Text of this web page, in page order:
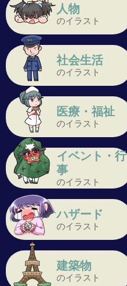
人物
のイラスト
社会生活
のイラスト
医療・福祉
のイラスト
イベント・行
事
のイラスト
ハザード
のイラスト
建築物
のイラスト